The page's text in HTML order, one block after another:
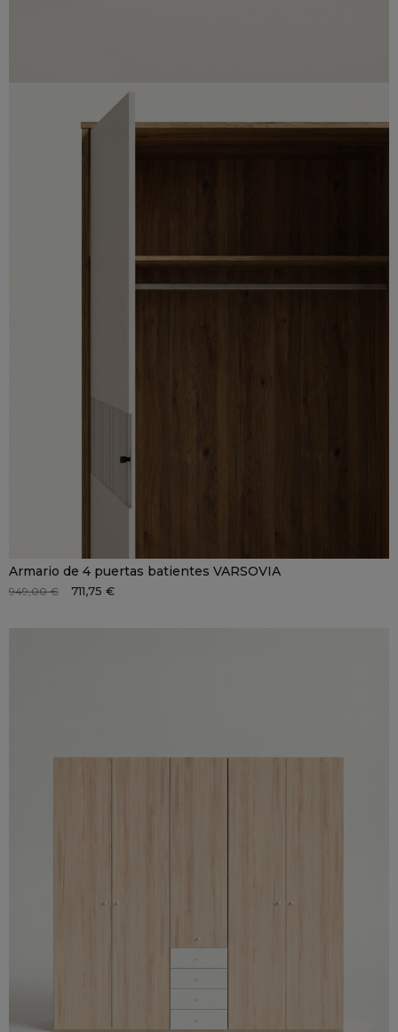
Armario de 4 puertas batientes VARSOVIA
949,00 € 711,75 €